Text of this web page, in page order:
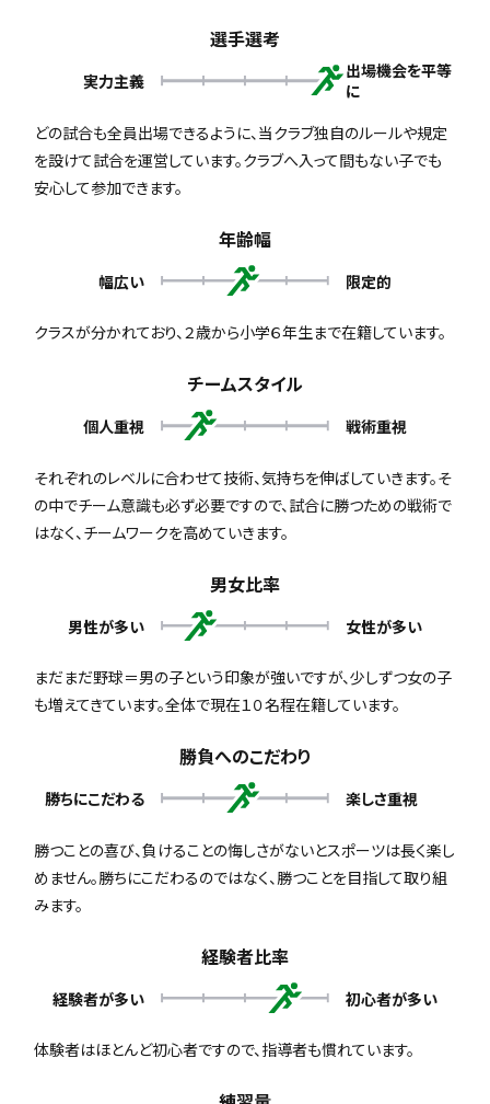
選手選考
実力主義
出場機会を平等
に
どの試合も全員出場できるように、当クラブ独自のルールや規定
を設けて試合を運営しています。クラブへ入って間もない子でも
安心して参加できます。
年齢幅
幅広い 限定的
クラスが分かれており、２歳から小学６年生まで在籍しています。
チームスタイル
個人重視 戦術重視
それぞれのレベルに合わせて技術、気持ちを伸ばしていきます。そ
の中でチーム意識も必ず必要ですので、試合に勝つための戦術で
はなく、チームワークを高めていきます。
男女比率
男性が多い 女性が多い
まだまだ野球＝男の子という印象が強いですが、少しずつ女の子
も増えてきています。全体で現在１０名程在籍しています。
勝負へのこだわり
勝ちにこだわる 楽しさ重視
勝つことの喜び、負けることの悔しさがないとスポーツは長く楽し
めません。勝ちにこだわるのではなく、勝つことを目指して取り組
みます。
経験者比率
経験者が多い 初心者が多い
体験者はほとんど初心者ですので、指導者も慣れています。